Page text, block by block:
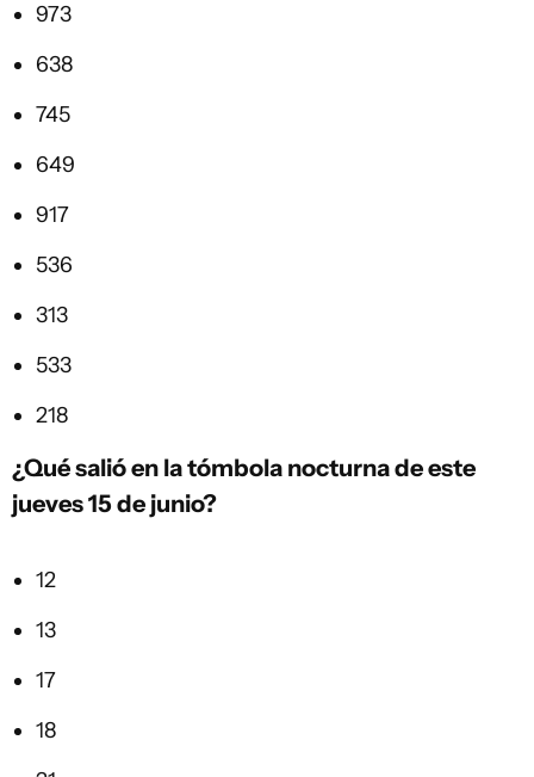
973
638
745
649
917
536
313
533
218
¿Qué salió en la tómbola nocturna de este
jueves 15 de junio?
12
13
17
18